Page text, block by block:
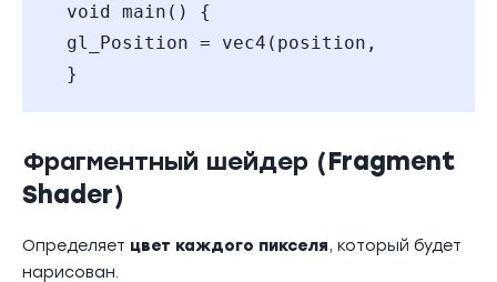
void main() {
gl_Position = vec4(position, 1.0); //
}
Фрагментный шейдер (Fragment
Shader)
Определяет цвет каждого пикселя, который будет
нарисован.